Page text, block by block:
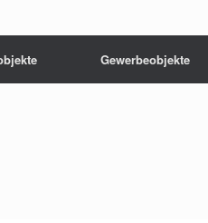
Gewerbeobjekte